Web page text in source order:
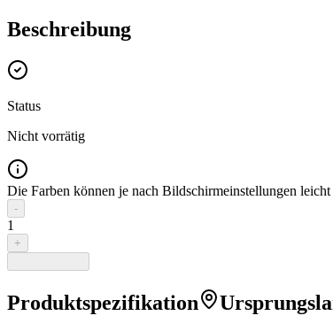
Beschreibung
Status
Nicht vorrätig
Die Farben können je nach Bildschirmeinstellungen
-
1
+
Produktspezifikation